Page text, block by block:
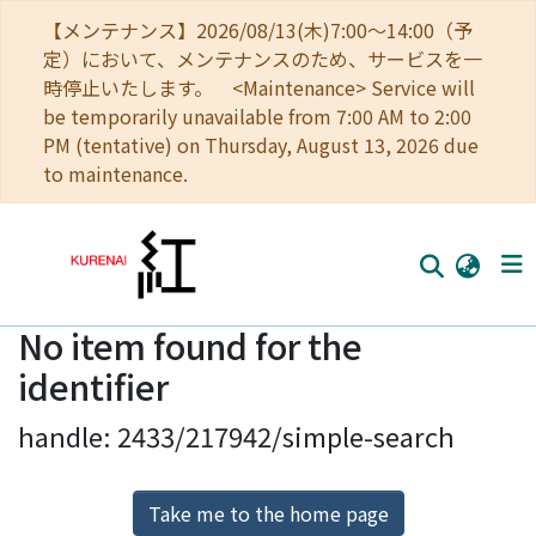
【メンテナンス】2026/08/13(木)7:00～14:00（予
定）において、メンテナンスのため、サービスを一
時停止いたします。 <Maintenance> Service will
be temporarily unavailable from 7:00 AM to 2:00
PM (tentative) on Thursday, August 13, 2026 due
to maintenance.
Home
Communities
Browse
Download Ranking
No item found for the
identifier
handle: 2433/217942/simple-search
Take me to the home page